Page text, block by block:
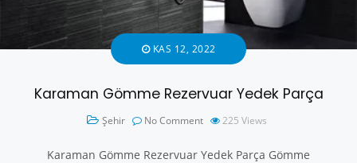
KAS 12, 2022
Karaman Gömme Rezervuar Yedek Parça
Şehir No Comment 225 Views
Karaman Gömme Rezervuar Yedek Parça Gömme